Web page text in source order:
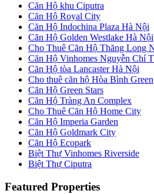
Căn Hộ khu Ciputra
Căn Hộ Royal City
Căn Hộ Indochina Plaza Hà Nội
Căn Hộ Golden Westlake Hà Nội
Cho Thuê Căn Hộ Thăng Long
Căn Hộ Vinhomes Nguyễn Chí
Căn Hộ tòa Lancaster Hà Nội
Cho thuê căn hộ Hòa Bình Green
Căn Hộ Green Stars
Căn Hộ Tràng An Complex
Cho Thuê Căn Hộ Home City
Căn Hộ Imperia Garden
Căn Hộ Goldmark City
Căn Hộ Ecopark
Biệt Thự Vinhomes Riverside
Biệt Thự Ciputra
Featured Properties